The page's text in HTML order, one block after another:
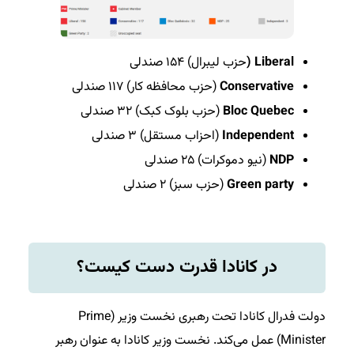
Liberal ( حزب لیبرال) ۱۵۴ صندلی
Conservative(حزب محافظه کار) ۱۱۷ صندلی
Bloc Quebec (حزب بلوک کبک) ۳۲ صندلی
Independent (احزاب مستقل) ۳ صندلی
NDP (نیو دموکرات) ۲۵ صندلی
Green party(حزب سبز) ۲ صندلی
در کانادا قدرت دست کیست؟
دولت فدرال کانادا تحت رهبری نخست وزیر (Prime
Minister) عمل می‌کند. نخست وزیر کانادا به عنوان رهبر